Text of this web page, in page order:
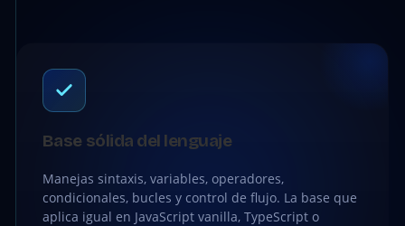
Base sólida del lenguaje
Manejas sintaxis, variables, operadores,
condicionales, bucles y control de flujo. La base que
aplica igual en JavaScript vanilla, TypeScript o